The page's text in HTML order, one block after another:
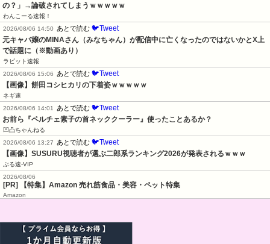
の？」→論破されてしまうｗｗｗｗｗ
わんこーる速報！
2026/08/06 14:50
あとで読む 🐦Tweet
元キャバ嬢のMINAさん（みなちゃん）が配信中に亡くなったのではないかとX上
で話題に（※動画あり）
ラビット速報
2026/08/06 15:06
あとで読む 🐦Tweet
【画像】餅田コシヒカリの下着姿ｗｗｗｗｗ
ネギ速
2026/08/06 14:01
あとで読む 🐦Tweet
お前ら『ペルチェ素子の首ネッククーラー』使ったことあるか？
凹凸ちゃんねる
2026/08/06 13:27
あとで読む 🐦Tweet
【画像】SUSURU視聴者が選ぶ二郎系ランキング2026が発表されるｗｗｗ
ぶる速-VIP
2026/08/06
[PR] 【特集】Amazon 売れ筋食品・美容・ペット特集
Amazon